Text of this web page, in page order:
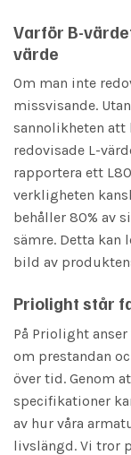
Varför B-
värde
Om man inte
missvisande.
sannolikheten
redovisade L-
rapportera ett
verkligheten
behåller 80% av
sämre. Detta
bild av
Priolight står
På Priolight
om prestandan
över tid. Genom
specifikationer
av hur våra
livslängd. Vi tror